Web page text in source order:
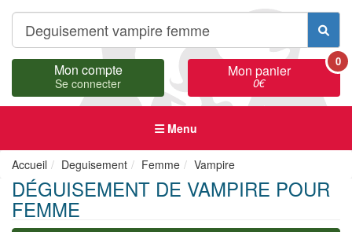
Mon compte
Se connecter
Mon panier
0€
0
Menu
Accueil Deguisement Femme Vampire
DÉGUISEMENT DE VAMPIRE POUR
FEMME